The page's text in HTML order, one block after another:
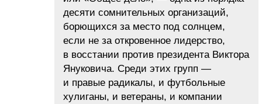
десяти сомнительных организаций,
борющихся за место под солнцем,
если не за откровенное лидерство,
в восстании против президента Виктора
Януковича. Среди этих групп —
и правые радикалы, и футбольные
хулиганы, и ветераны, и компании